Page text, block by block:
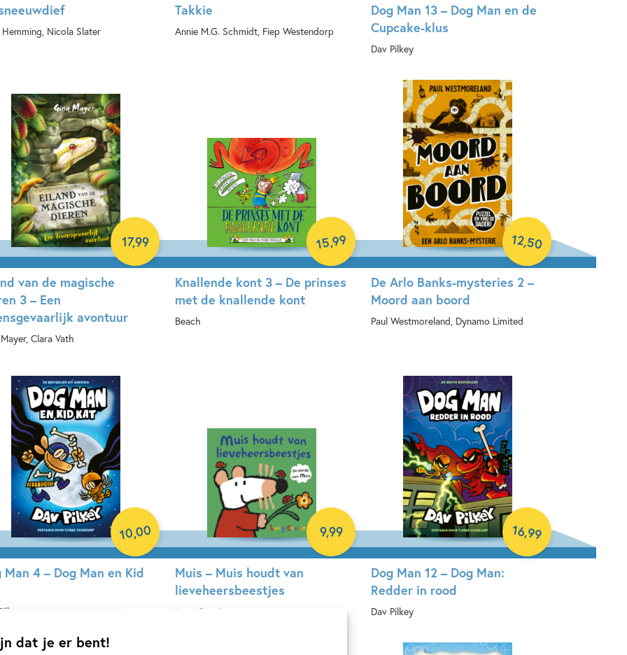
dat je er bent!
Nicola Slater
Takkie
Annie M.G. Schmidt, Fiep Westendorp
Dog Man 13 – Dog Man en de
Cupcake-klus
Dav Pilkey
Hardcover
van de magische
3 – Een
avontuur
Clara Vath
17,99
Knallende kont 3 – De prinses
met de knallende kont
Beach
15,99
De Arlo Banks-mysteries 2 –
Moord aan boord
Paul Westmoreland, Dynamo Limited
12,50
Man 4 – Dog Man en Kid
10,00
Muis – Muis houdt van
lieveheersbeestjes
Lucy Cousins
9,99
Dog Man 12 – Dog Man:
Redder in rood
Dav Pilkey
16,99
Hardcover